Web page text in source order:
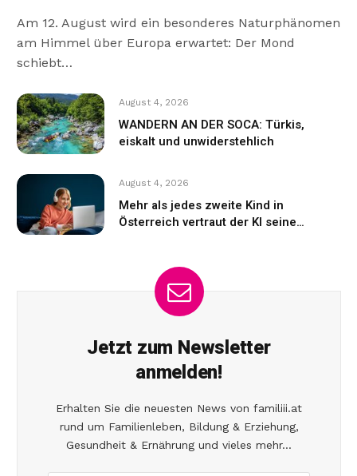
Am 12. August wird ein besonderes Naturphänomen
am Himmel über Europa erwartet: Der Mond
schiebt…
August 4, 2026
WANDERN AN DER SOCA: Türkis,
eiskalt und unwiderstehlich
August 4, 2026
Mehr als jedes zweite Kind in
Österreich vertraut der KI seine
Jetzt zum Newsletter
anmelden!
Erhalten Sie die neuesten News von familiii.at
rund um Familienleben, Bildung & Erziehung,
Gesundheit & Ernährung und vieles mehr...